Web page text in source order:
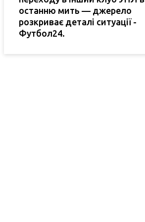
останню мить — джерело
розкриває деталі ситуації -
Футбол24.